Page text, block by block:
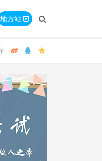
地方站